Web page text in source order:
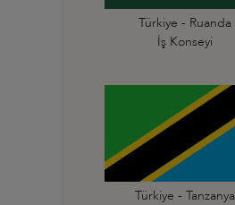
Türkiye - Ruanda
İş Konseyi
Türkiye - Tanzanya